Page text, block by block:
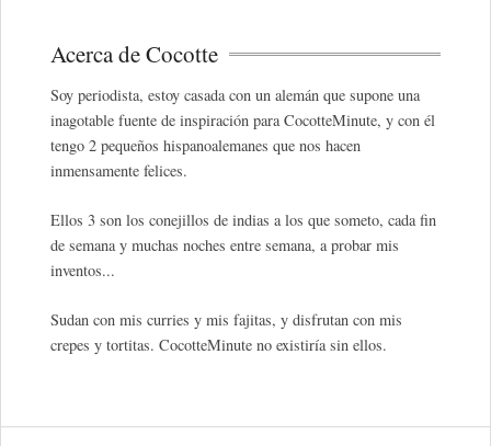
Acerca de Cocotte
Soy periodista, estoy casada con un alemán que supone una
inagotable fuente de inspiración para CocotteMinute, y con él
tengo 2 pequeños hispanoalemanes que nos hacen
inmensamente felices.
Ellos 3 son los conejillos de indias a los que someto, cada fin
de semana y muchas noches entre semana, a probar mis
inventos...
Sudan con mis curries y mis fajitas, y disfrutan con mis
crepes y tortitas. CocotteMinute no existiría sin ellos.